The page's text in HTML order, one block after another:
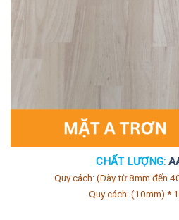
CHẤT LƯỢNG:
Quy cách: (Dày từ 8mm đến
Quy cách: (10mm) *